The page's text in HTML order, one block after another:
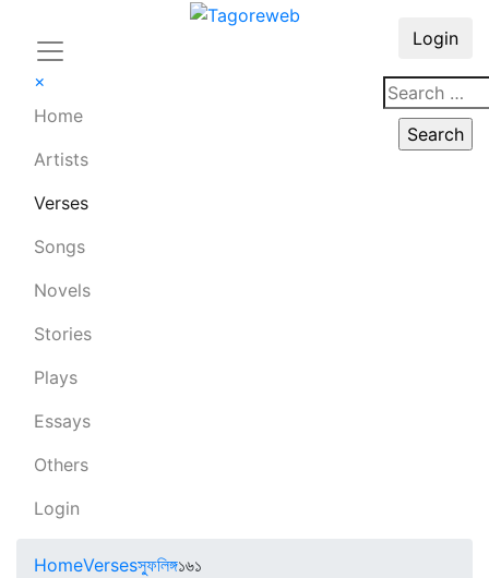
×
Home
Artists
Verses
Songs
Novels
Stories
Plays
Essays
Others
Login
Login
HomeVersesস্ফুলিঙ্গ১৬১